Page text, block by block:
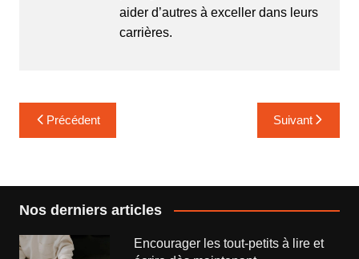
aider d’autres à exceller dans leurs
carrières.
Navigation
de
Précédent Suivant
Nos derniers articles
Encourager les tout-petits à lire et